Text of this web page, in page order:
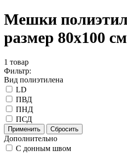
Мешки
размер 80х100 см
1 товар
Фильтр:
Вид полиэтилена
LD
ПВД
ПНД
ПСД
Применить Сбросить
Дополнительно
C донным швом